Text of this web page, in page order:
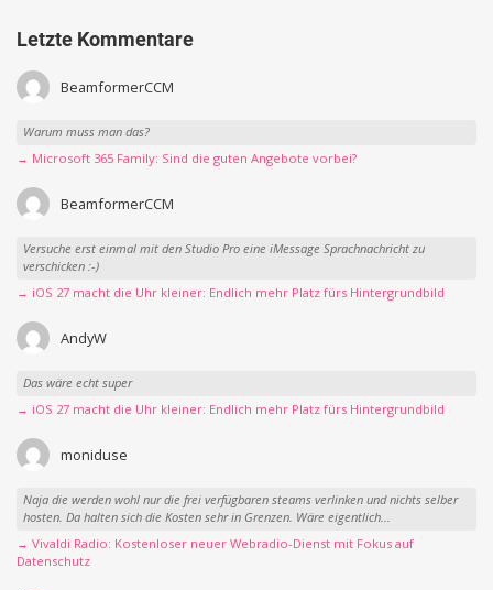
Letzte Kommentare
BeamformerCCM
Warum muss man das?
→ Microsoft 365 Family: Sind die guten Angebote vorbei?
BeamformerCCM
Versuche erst einmal mit den Studio Pro eine iMessage Sprachnachricht zu
verschicken :-)
→ iOS 27 macht die Uhr kleiner: Endlich mehr Platz fürs Hintergrundbild
AndyW
Das wäre echt super
→ iOS 27 macht die Uhr kleiner: Endlich mehr Platz fürs Hintergrundbild
moniduse
Naja die werden wohl nur die frei verfügbaren steams verlinken und nichts selber
hosten. Da halten sich die Kosten sehr in Grenzen. Wäre eigentlich...
→ Vivaldi Radio: Kostenloser neuer Webradio-Dienst mit Fokus auf
Datenschutz